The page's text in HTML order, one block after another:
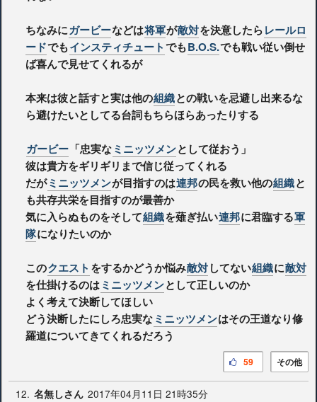
ちなみにガービーなどは将軍が敵対を決意したらレールロ
ードでもインスティチュートでもB.O.S.でも戦い従い倒せ
ば喜んで見せてくれるが
本来は彼と話すと実は他の組織との戦いを忌避し出来るな
ら避けたいとしてる台詞もちらほらあったりする
ガービー 「忠実なミニッツメンとして従おう」
彼は貴方をギリギリまで信じ従ってくれる
だがミニッツメンが目指すのは連邦の民を救い他の組織と
も共存共栄を目指すのが最善か
気に入らぬものをそして組織を薙ぎ払い連邦に君臨する軍
隊になりたいのか
このクエスト をするかどうか悩み敵対してない組織に敵対
を仕掛けるのはミニッツメンとして正しいのか
よく考えて決断してほしい
どう決断したにしろ忠実なミニッツメンはその王道なり修
羅道についてきてくれるだろう
その他
59
12. 名無しさん 2017年04月11日 21時35分